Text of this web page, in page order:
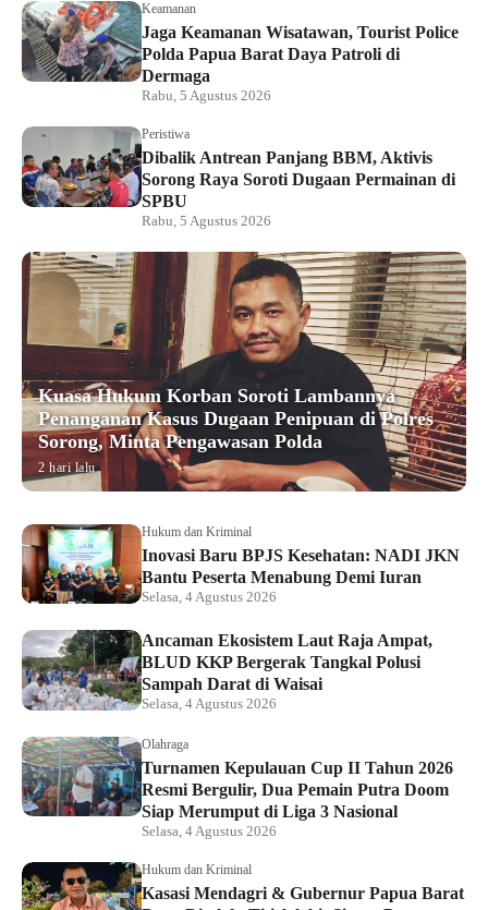
Keamanan
Jaga Keamanan Wisatawan, Tourist Police
Polda Papua Barat Daya Patroli di
Dermaga
Rabu, 5 Agustus 2026
Peristiwa
Dibalik Antrean Panjang BBM, Aktivis
Sorong Raya Soroti Dugaan Permainan di
SPBU
Rabu, 5 Agustus 2026
Kuasa Hukum Korban Soroti Lambannya
Penanganan Kasus Dugaan Penipuan di Polres
Sorong, Minta Pengawasan Polda
2 hari lalu
Hukum dan Kriminal
Inovasi Baru BPJS Kesehatan: NADI JKN
Bantu Peserta Menabung Demi Iuran
Selasa, 4 Agustus 2026
Ancaman Ekosistem Laut Raja Ampat,
BLUD KKP Bergerak Tangkal Polusi
Sampah Darat di Waisai
Selasa, 4 Agustus 2026
Olahraga
Turnamen Kepulauan Cup II Tahun 2026
Resmi Bergulir, Dua Pemain Putra Doom
Siap Merumput di Liga 3 Nasional
Selasa, 4 Agustus 2026
Hukum dan Kriminal
Kasasi Mendagri & Gubernur Papua Barat